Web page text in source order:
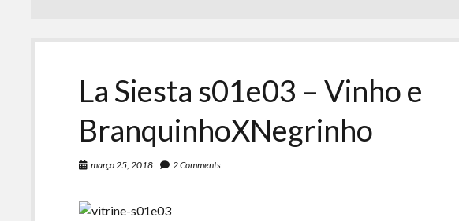
La Siesta s01e03 – Vinho e
BranquinhoXNegrinho
março 25, 2018 2 Comments